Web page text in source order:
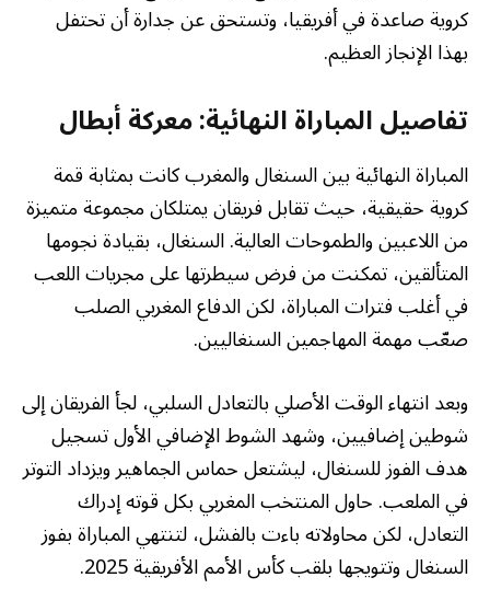
كروية صاعدة في أفريقيا، وتستحق عن جدارة أن تحتفل
بهذا الإنجاز العظيم.
تفاصيل المباراة النهائية: معركة أبطال
المباراة النهائية بين السنغال والمغرب كانت بمثابة قمة
كروية حقيقية، حيث تقابل فريقان يمتلكان مجموعة متميزة
من اللاعبين والطموحات العالية. السنغال، بقيادة نجومها
المتألقين، تمكنت من فرض سيطرتها على مجريات اللعب
في أغلب فترات المباراة، لكن الدفاع المغربي الصلب
صعّب مهمة المهاجمين السنغاليين.
وبعد انتهاء الوقت الأصلي بالتعادل السلبي، لجأ الفريقان إلى
شوطين إضافيين، وشهد الشوط الإضافي الأول تسجيل
هدف الفوز للسنغال، ليشتعل حماس الجماهير ويزداد التوتر
في الملعب. حاول المنتخب المغربي بكل قوته إدراك
التعادل، لكن محاولاته باءت بالفشل، لتنتهي المباراة بفوز
السنغال وتتويجها بلقب كأس الأمم الأفريقية 2025.